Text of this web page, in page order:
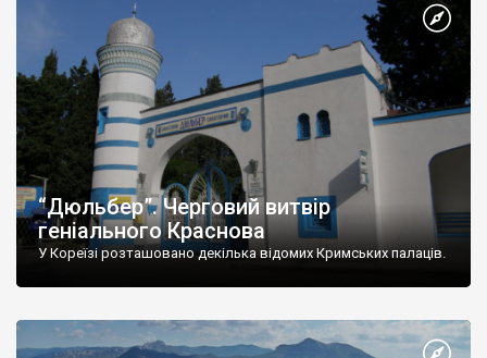
“Дюльбер”. Черговий витвір
геніального Краснова
У Кореїзі розташовано декілька відомих Кримських палаців.